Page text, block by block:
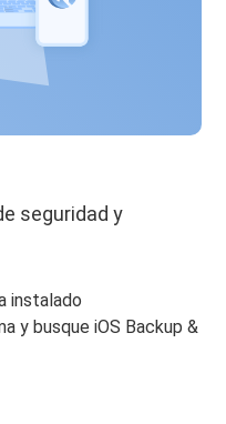
seguridad y
instalado
y busque iOS Backup &